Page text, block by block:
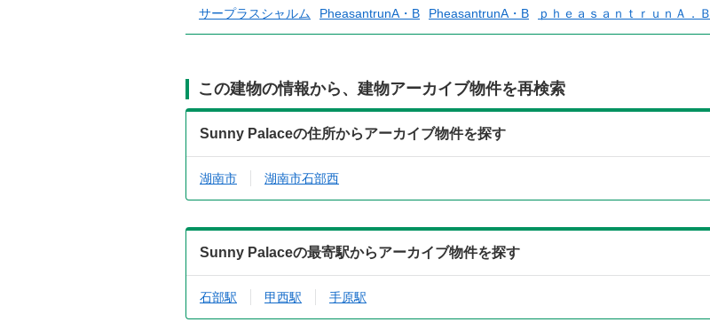
サープラスシャルム
PheasantrunA・B PheasantrunA・B ｐｈｅａｓａｎｔｒｕｎＡ．Ｂ
この建物の情報から、建物アーカイブ物件を再検索
Sunny Palaceの住所からアーカイブ物件を探す
湖南市 湖南市石部西
Sunny Palaceの最寄駅からアーカイブ物件を探す
石部駅 甲西駅 手原駅